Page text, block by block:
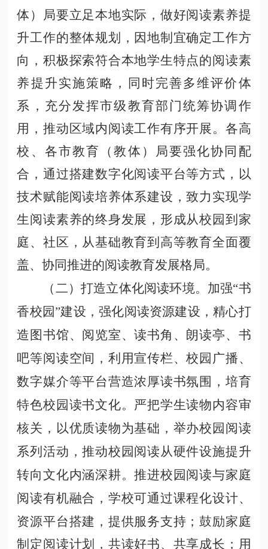
体）局要立足本地实际，做好阅读素养提
升工作的整体规划，因地制宜确定工作方
向，积极探索符合本地学生特点的阅读素
养提升实施策略，同时完善多维评价体
系，充分发挥市级教育部门统筹协调作
用，推动区域内阅读工作有序开展。各高
校、各市教育（教体）局要强化协同配
合，通过搭建数字化阅读平台等方式，以
技术赋能阅读培养体系建设，致力实现学
生阅读素养的终身发展，形成从校园到家
庭、社区，从基础教育到高等教育全面覆
盖、协同推进的阅读教育发展格局。
（二）打造立体化阅读环境。加强“书
香校园”建设，强化阅读资源建设，精心打
造图书馆、阅览室、读书角、朗读亭、书
吧等阅读空间，利用宣传栏、校园广播、
数字媒介等平台营造浓厚读书氛围，培育
特色校园读书文化。严把学生读物内容审
核关，以优质读物为基础，举办校园阅读
系列活动，推动校园阅读从硬件设施提升
转向文化内涵深耕。推进校园阅读与家庭
阅读有机融合，学校可通过课程化设计、
资源平台搭建，提供服务支持；鼓励家庭
制定阅读计划，共读好书、共享成长；用